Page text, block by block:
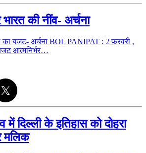
की नींव- अर्चना
का बजट- अर्चना BOL PANIPAT : 2 फ़रवरी ,
आत्मनिर्भर…
में दिल्ली के इतिहास को दोहरा
मलिक